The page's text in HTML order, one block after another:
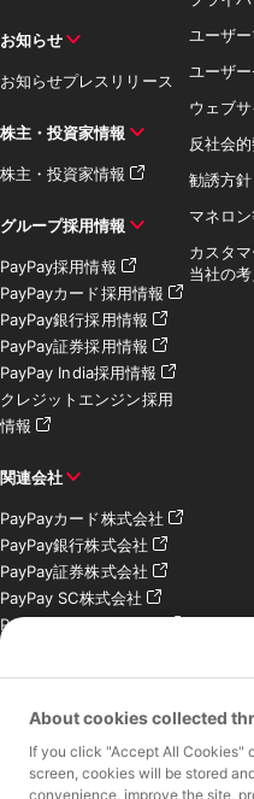
お知らせ
お知らせプレスリリース
株主・投資家情報
株主・投資家情報
グループ採用情報
PayPay採用情報
PayPayカード採用情報
PayPay銀行採用情報
PayPay証券採用情報
PayPay India採用情報
クレジットエンジン採用
情報
関連会社
PayPayカード株式会社
PayPay銀行株式会社
PayPay証券株式会社
PayPay SC株式会社
PayPay India Pvt. Ltd.
会社
お問い合わせ
加盟店様専用お問い合わ
ユーザ
ユーザ
ウェブ
反社会
勧誘方針
マネロ
カスタ
当社の
About cookies collected
If you click "Accept All Cookies"
screen, cookies will be stored
convenience, improve the site,